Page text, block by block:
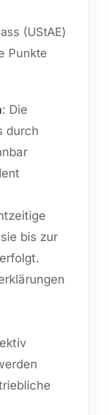
(UStAE)
Punkte
: Die
durch
bis zur